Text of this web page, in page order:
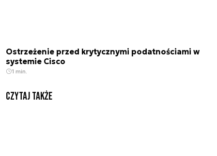
Ostrzeżenie przed krytycznymi podatnościami w
systemie Cisco
1 min.
Czytaj także